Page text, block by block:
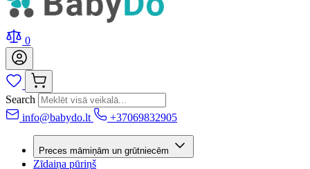
0
Search
info@babydo.lt
+37069832905
Preces māmiņām un grūtniecēm
Zīdaiņa pūriņš